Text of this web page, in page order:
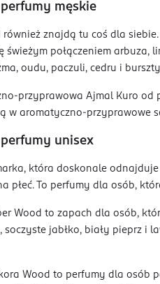
męskie
również znajdą tu coś dla
świeżym połączeniem arbuza,
oudu, paczuli, cedru i
przyprawowa Ajmal Kuro od
w aromatyczno-przyprawowe
unisex
która doskonale odnajduje
płeć. To perfumy dla osób,
Wood to zapach dla osób,
soczyste jabłko, biały pieprz i
Wood to perfumy dla osób